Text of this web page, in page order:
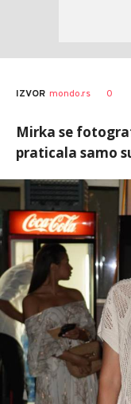
IZVOR mondo.rs 0
Mirka se
praticala samo